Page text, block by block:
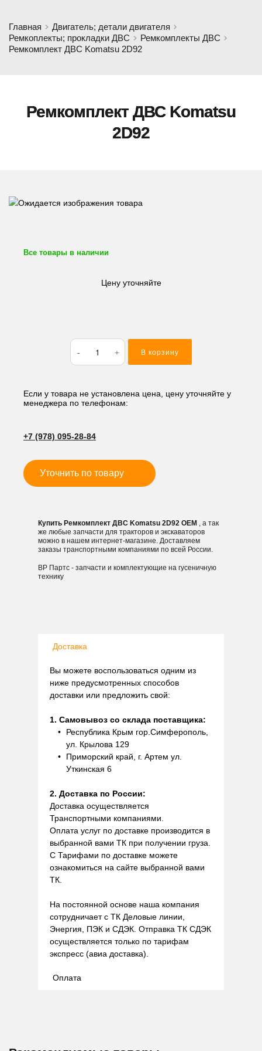
Главная
Двигатель; детали двигателя
Ремкоплекты; прокладки ДВС
Ремкомплекты ДВС
Ремкомплект ДВС Komatsu 2D92
Ремкомплект ДВС Komatsu
2D92
Все товары в наличии
Цену уточняйте
Количество
товара
Ремкомплект
Komatsu
2D92
В корзину
Если у товара не установлена цена, цену уточняйте у
менеджера по телефонам:
+7 (978) 095-28-84
Уточнить по товару
Купить Ремкомплект ДВС Komatsu 2D92 OEM , а так
же любые запчасти для тракторов и экскаваторов
можно в нашем интернет-магазине. Доставляем
заказы транспортными компаниями по всей России.
ВР Партс - запчасти и комплектующие на гусеничную
технику
Доставка
Вы можете воспользоваться одним из
ниже предусмотренных способов
доставки или предложить свой:
1. Самовывоз со склада поставщика:
Республика Крым гор.Симферополь,
ул. Крылова 129
Приморский край, г. Артем ул.
Уткинская 6
2. Доставка по России:
Доставка осуществляется
Транспортными компаниями.
Оплата услуг по доставке производится в
выбранной вами ТК при получении груза.
С Тарифами по доставке можете
ознакомиться на сайте выбранной вами
ТК.
На постоянной основе наша компания
сотрудничает с ТК Деловые линии,
Энергия, ПЭК и СДЭК. Отправка ТК СДЭК
осуществляется только по тарифам
экспресс (авиа доставка).
Оплата